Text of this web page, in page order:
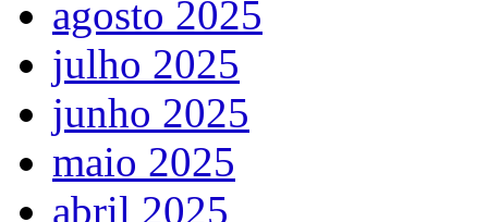
agosto 2025
julho 2025
junho 2025
maio 2025
abril 2025